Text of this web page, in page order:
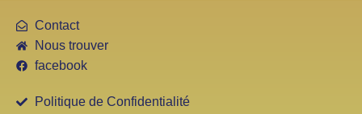
Contact
Nous trouver
facebook
Politique de Confidentialité